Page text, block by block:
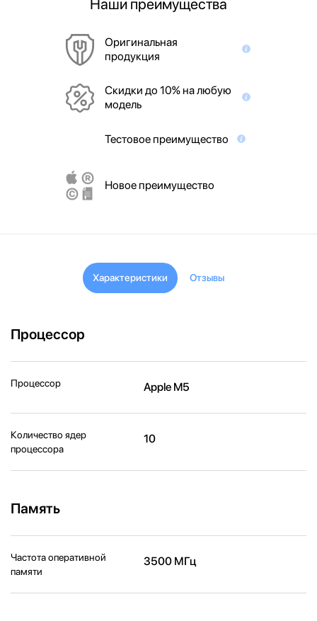
Наши преимущества
Оригинальная
продукция
Скидки до 10% на любую
модель
Тестовое преимущество
Новое преимущество
Характеристики Отзывы
Процессор
Процессор Apple M5
Количество ядер
процессора
10
Память
Частота оперативной
памяти
3500 МГц